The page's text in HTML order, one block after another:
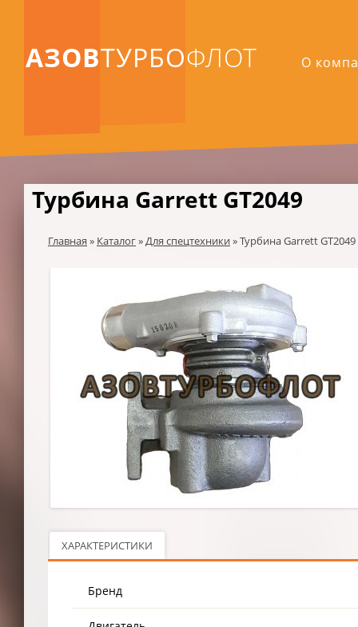
АЗОВТУРБОФЛОТ О
Турбина Garrett GT2049
Главная » Каталог»Для спецтехники »Турбина Garrett GT2049
ХАРАКТЕРИСТИКИ
Бренд